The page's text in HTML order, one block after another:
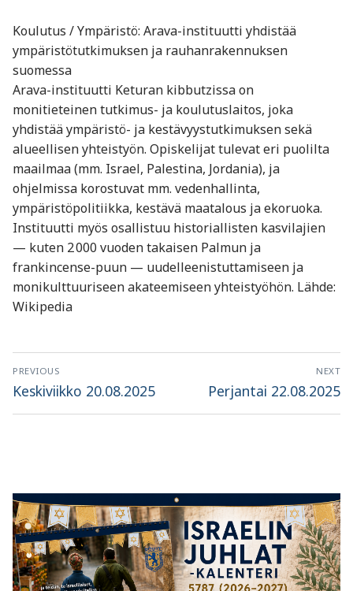
Koulutus / Ympäristö: Arava-instituutti yhdistää
ympäristötutkimuksen ja rauhanrakennuksen
suomessa
Arava-instituutti Keturan kibbutzissa on
monitieteinen tutkimus- ja koulutuslaitos, joka
yhdistää ympäristö- ja kestävyystutkimuksen sekä
alueellisen yhteistyön. Opiskelijat tulevat eri puolilta
maailmaa (mm. Israel, Palestina, Jordania), ja
ohjelmissa korostuvat mm. vedenhallinta,
ympäristöpolitiikka, kestävä maatalous ja ekoruoka.
Instituutti myös osallistuu historiallisten kasvilajien
— kuten 2 000 vuoden takaisen Palmun ja
frankincense-puun — uudelleenistuttamiseen ja
monikulttuuriseen akateemiseen yhteistyöhön. Lähde:
Wikipedia
Artikkelien
selaus
PREVIOUS
Previous
Keskiviikko 20.08.2025
NEXT
Next
Perjantai 22.08.2025